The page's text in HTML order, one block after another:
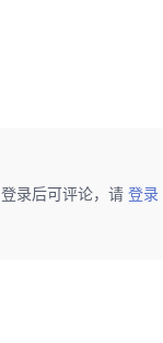
登录后可评论，请 登录